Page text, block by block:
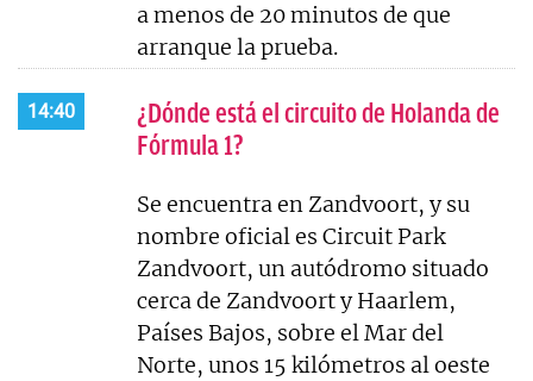
a menos de 20 minutos de que
arranque la prueba.
14:40
¿Dónde está el circuito de Holanda de
Fórmula 1?
Se encuentra en Zandvoort, y su
nombre oficial es Circuit Park
Zandvoort, un autódromo situado
cerca de Zandvoort y Haarlem,
Países Bajos, sobre el Mar del
Norte, unos 15 kilómetros al oeste